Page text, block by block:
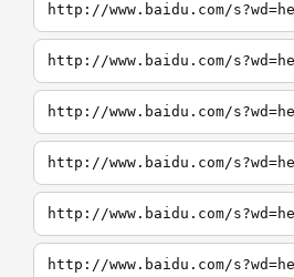
http://www.baidu.com/
http://www.baidu.com/
http://www.baidu.com/
http://www.baidu.com/
http://www.baidu.com/
http://www.baidu.com/